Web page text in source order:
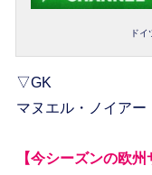
ド
▽GK
マヌエル・ノイアー
【今シーズンの欧